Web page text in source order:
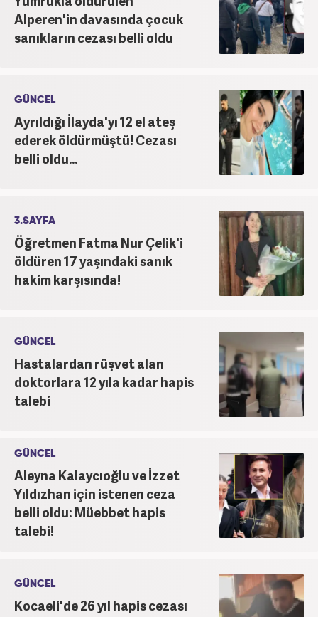
Alperen'in davasında çocuk
sanıkların cezası belli oldu
GÜNCEL
Ayrıldığı İlayda'yı 12 el ateş
ederek öldürmüştü! Cezası
belli oldu...
3.SAYFA
Öğretmen Fatma Nur Çelik'i
öldüren 17 yaşındaki sanık
hakim karşısında!
GÜNCEL
Hastalardan rüşvet alan
doktorlara 12 yıla kadar hapis
talebi
GÜNCEL
Aleyna Kalaycıoğlu ve İzzet
Yıldızhan için istenen ceza
belli oldu: Müebbet hapis
talebi!
GÜNCEL
Kocaeli'de 26 yıl hapis cezası